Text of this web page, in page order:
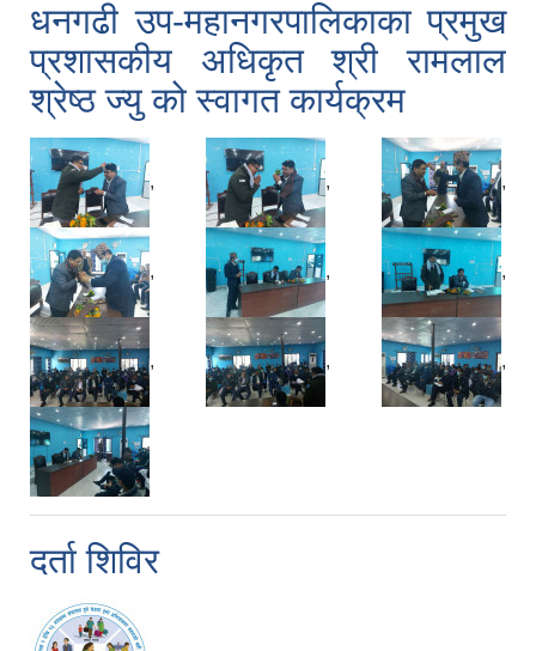
धनगढी उप-महानगरपालिकाका प्रमुख
प्रशासकीय अधिकृत श्री रामलाल
श्रेष्ठ ज्यु को स्वागत कार्यक्रम
, , ,
, , ,
, , ,
दर्ता शिविर